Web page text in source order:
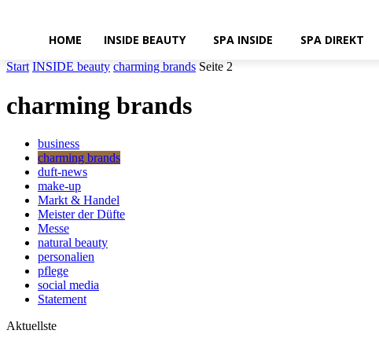
HOME INSIDE BEAUTY SPA INSIDE SPA DIREKT
Start INSIDE beauty charming brands Seite 2
charming brands
business
charming brands
duft-news
make-up
Markt & Handel
Meister der Düfte
Messe
natural beauty
personalien
pflege
social media
Statement
Aktuellste